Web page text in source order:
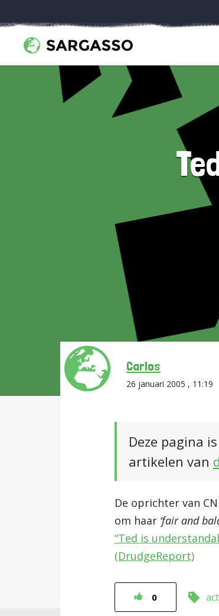
Carlos
26 januari 2005 , 11:19
Deze pagina
artikelen van
De oprichter van
om haar ‘fair and
“Ted is
(DrudgeReport)
0